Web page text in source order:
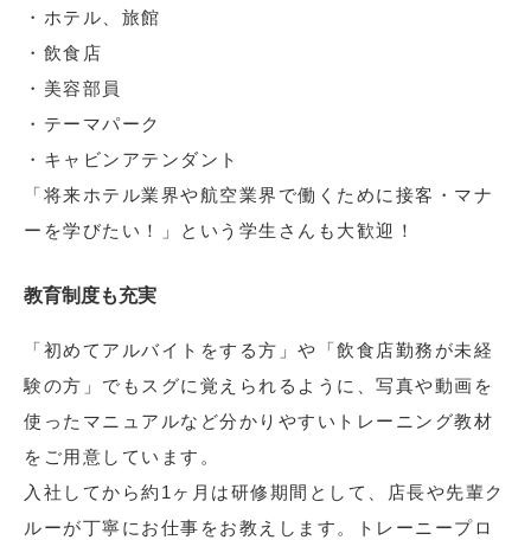
・ホテル、旅館
・飲食店
・美容部員
・テーマパーク
・キャビンアテンダント
「将来ホテル業界や航空業界で働くために接客・マナ
ーを学びたい！」という学生さんも大歓迎！
教育制度も充実
「初めてアルバイトをする方」や「飲食店勤務が未経
験の方」でもスグに覚えられるように、写真や動画を
使ったマニュアルなど分かりやすいトレーニング教材
をご用意しています。
入社してから約1ヶ月は研修期間として、店長や先輩ク
ルーが丁寧にお仕事をお教えします。トレーニープロ